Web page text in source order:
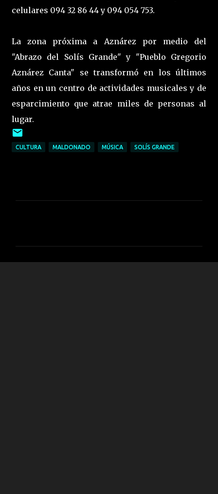
celulares 094 32 86 44 y 094 054 753.
La zona próxima a Aznárez por medio del
"Abrazo del Solís Grande" y "Pueblo Gregorio
Aznárez Canta" se transformó en los últimos
años en un centro de actividades musicales y de
esparcimiento que atrae miles de personas al
lugar.
CULTURA MALDONADO MÚSICA SOLÍS GRANDE